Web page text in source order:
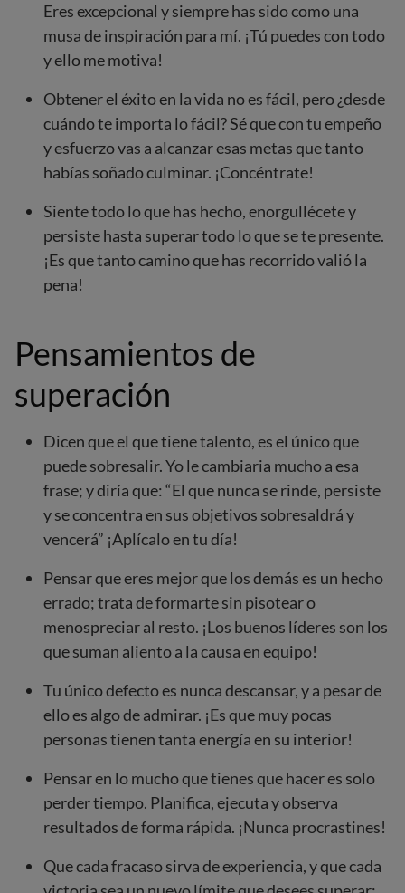
Eres excepcional y siempre has sido como una
musa de inspiración para mí. ¡Tú puedes con todo
y ello me motiva!
Obtener el éxito en la vida no es fácil, pero ¿desde
cuándo te importa lo fácil? Sé que con tu empeño
y esfuerzo vas a alcanzar esas metas que tanto
habías soñado culminar. ¡Concéntrate!
Siente todo lo que has hecho, enorgullécete y
persiste hasta superar todo lo que se te presente.
¡Es que tanto camino que has recorrido valió la
pena!
Pensamientos de
superación
Dicen que el que tiene talento, es el único que
puede sobresalir. Yo le cambiaria mucho a esa
frase; y diría que: “El que nunca se rinde, persiste
y se concentra en sus objetivos sobresaldrá y
vencerá” ¡Aplícalo en tu día!
Pensar que eres mejor que los demás es un hecho
errado; trata de formarte sin pisotear o
menospreciar al resto. ¡Los buenos líderes son los
que suman aliento a la causa en equipo!
Tu único defecto es nunca descansar, y a pesar de
ello es algo de admirar. ¡Es que muy pocas
personas tienen tanta energía en su interior!
Pensar en lo mucho que tienes que hacer es solo
perder tiempo. Planifica, ejecuta y observa
resultados de forma rápida. ¡Nunca procrastines!
Que cada fracaso sirva de experiencia, y que cada